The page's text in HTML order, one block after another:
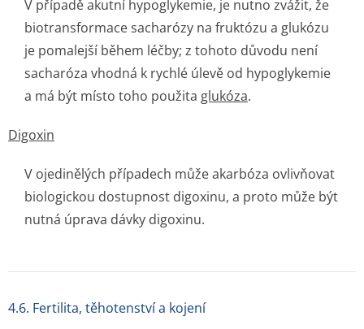
V případě akutní hypoglykemie, je nutno zvážit, že
biotransformace sacharózy na fruktózu a glukózu
je pomalejší během léčby; z tohoto důvodu není
sacharóza vhodná k rychlé úlevě od hypoglykemie
a má být místo toho použita glukóza.
Digoxin
V ojedinělých případech může akarbóza ovlivňovat
biologickou dostupnost digoxinu, a proto může být
nutná úprava dávky digoxinu.
4.6. Fertilita, těhotenství a kojení